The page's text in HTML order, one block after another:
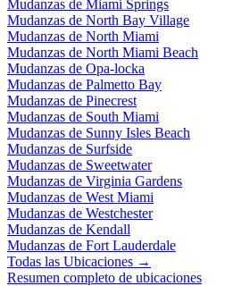
Mudanzas de Miami Springs
Mudanzas de North Bay Village
Mudanzas de North Miami
Mudanzas de North Miami Beach
Mudanzas de Opa-locka
Mudanzas de Palmetto Bay
Mudanzas de Pinecrest
Mudanzas de South Miami
Mudanzas de Sunny Isles Beach
Mudanzas de Surfside
Mudanzas de Sweetwater
Mudanzas de Virginia Gardens
Mudanzas de West Miami
Mudanzas de Westchester
Mudanzas de Kendall
Mudanzas de Fort Lauderdale
Todas las Ubicaciones →
Resumen completo de ubicaciones